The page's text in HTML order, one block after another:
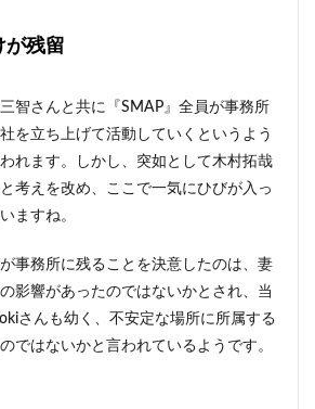
が残留
智さんと共に『SMAP』全員が事務所
を立ち上げて活動していくというよう
れます。しかし、突如として木村拓哉
考えを改め、ここで一気にひびが入っ
ますね。
事務所に残ることを決意したのは、妻
影響があったのではないかとされ、当
さんも幼く、不安定な場所に所属する
ではないかと言われているようです。